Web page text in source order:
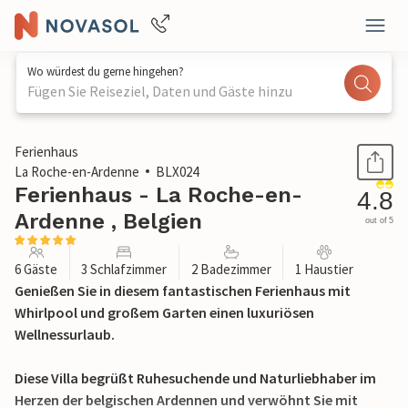
Wo würdest du gerne hingehen?
Fügen Sie Reiseziel, Daten und Gäste hinzu
1 / 22
Ferienhaus
La Roche-en-Ardenne
BLX024
Ferienhaus - La Roche-en-
Ardenne , Belgien
4.8
out of 5
6 Gäste 3 Schlafzimmer 2 Badezimmer 1 Haustier
Genießen Sie in diesem fantastischen Ferienhaus mit
Whirlpool und großem Garten einen luxuriösen
Wellnessurlaub.
Diese Villa begrüßt Ruhesuchende und Naturliebhaber im
Herzen der belgischen Ardennen und verwöhnt Sie mit